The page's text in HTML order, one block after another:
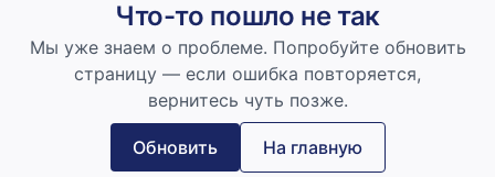
Что-то пошло не так
Мы уже знаем о проблеме. Попробуйте обновить
страницу — если ошибка повторяется,
вернитесь чуть позже.
Обновить На главную